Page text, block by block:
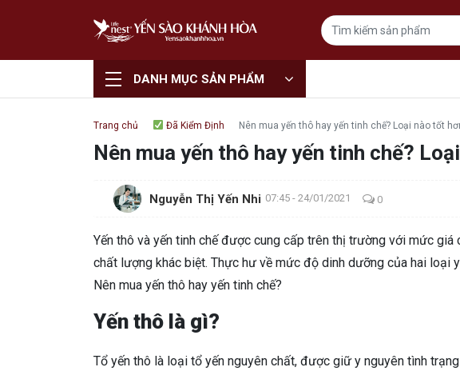
DANH MỤC SẢN PHẨM
Trang chủ Đã Kiểm Định Nên mua yến thô hay yến tinh chế? Loại nào tốt
Nên mua yến thô hay yến tinh chế?
Nguyễn Thị Yến Nhi 07:45 - 24/01/2021 0
Yến thô và yến tinh chế được cung cấp trên thị trường với mức giá
chất lượng khác biệt. Thực hư về mức độ dinh dưỡng của hai loại
Nên mua yến thô hay yến tinh chế?
Yến thô là gì?
Tổ yến thô là loại tổ yến nguyên chất, được giữ y nguyên tình